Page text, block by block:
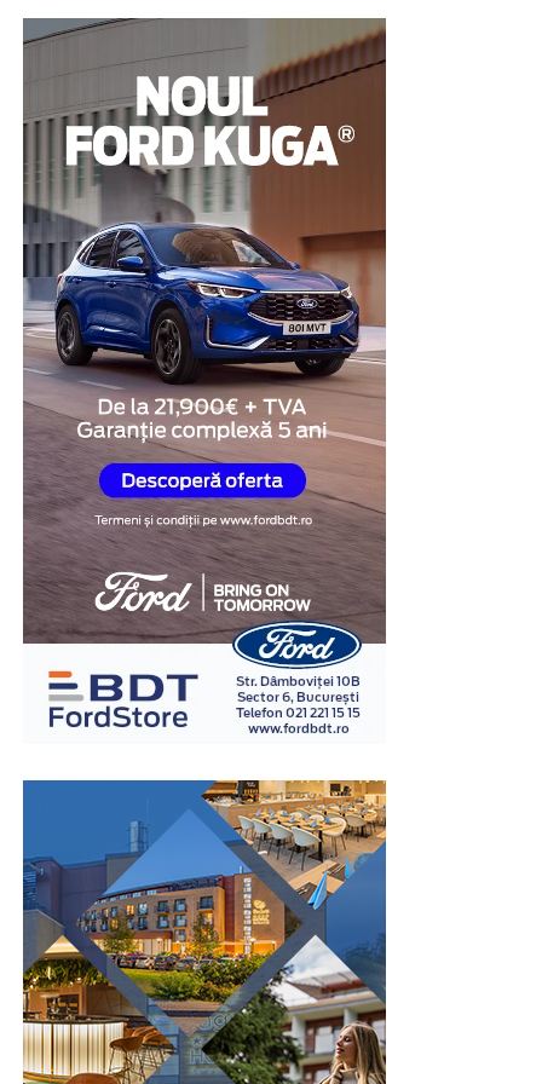
de propriul spațiu delimitat, fără a afecta accesul
celorlalți.
În plus, compartimentele individuale sunt prevăzute cu
sisteme de închidere independente, ceea ce contribuie la
protejarea bunurilor personale și la menținerea unui
nivel ridicat de organizare.
Această structură transformă vestiarul într-o soluție
practică pentru spațiile în care eficiența și utilizarea
optimă a mobilierului sunt prioritare.
Mai mult spațiu disponibil
În multe clădiri administrative sau industriale,
încăperile destinate echipării personalului nu
beneficiază de suprafețe generoase. În aceste situații,
fiecare metru pătrat trebuie utilizat cât mai eficient.
Vestiarele metalice cu uși scurte permit creșterea
numărului de utilizatori fără a ocupa spațiu suplimentar
pe podea. Același corp de mobilier poate înlocui două
sau chiar mai multe vestiare clasice, ceea ce lasă mai
mult loc pentru circulație și facilitează organizarea
întregii încăperi.
sport, școli, spitale sau alte instituții unde fluxul de
persoane este ridicat. Spațiul economisit poate fi utilizat
pentru bănci, culoare de acces sau alte echipamente
necesare funcționării vestiarului.
În același timp, organizarea compactă permite
amplasarea mai multor corpuri de mobilier fără ca
încăperea să devină aglomerată. Astfel, confortul
utilizatorilor este menținut chiar și în perioadele cu
trafic intens.